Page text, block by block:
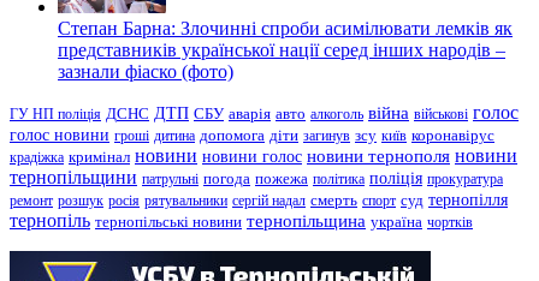
Степан Барна: Злочинні спроби асимілювати лемків як
представників української нації серед інших народів –
зазнали фіаско (фото)
ГУ НП поліція ДСНС ДТП СБУ аварія авто алкоголь війна військові голос
голос новини гроші дитина допомога діти загинув зсу київ коронавірус
крадіжка кримінал новини новини голос новини тернополя новини
тернопільщини патрульні погода пожежа політика поліція прокуратура
ремонт розшук росія рятувальники сергій надал смерть спорт суд тернопілля
тернопіль тернопільські новини тернопільщина україна чортків